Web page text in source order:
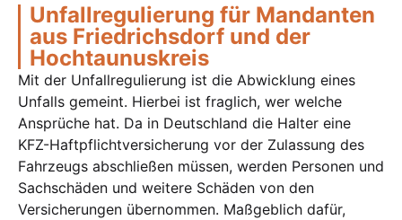
Unfallregulierung für Mandanten
aus Friedrichsdorf und der
Hochtaunuskreis
Mit der Unfallregulierung ist die Abwicklung eines
Unfalls gemeint. Hierbei ist fraglich, wer welche
Ansprüche hat. Da in Deutschland die Halter eine
KFZ-Haftpflichtversicherung vor der Zulassung des
Fahrzeugs abschließen müssen, werden Personen und
Sachschäden und weitere Schäden von den
Versicherungen übernommen. Maßgeblich dafür,